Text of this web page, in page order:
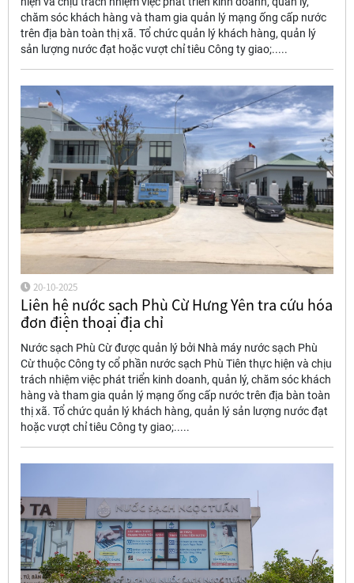
chăm sóc khách hàng và tham gia quản lý mạng ống cấp nước
trên địa bàn toàn thị xã. Tổ chức quản lý khách hàng, quản lý
sản lượng nước đạt hoặc vượt chỉ tiêu Công ty giao;.....
20-10-2025
Liên hệ nước sạch Phù Cừ Hưng Yên tra cứu hóa
đơn điện thoại địa chỉ
Nước sạch Phù Cừ được quản lý bởi Nhà máy nước sạch Phù
Cừ thuộc Công ty cổ phần nước sạch Phù Tiên thực hiện và chịu
trách nhiệm việc phát triển kinh doanh, quản lý, chăm sóc khách
hàng và tham gia quản lý mạng ống cấp nước trên địa bàn toàn
thị xã. Tổ chức quản lý khách hàng, quản lý sản lượng nước đạt
hoặc vượt chỉ tiêu Công ty giao;.....